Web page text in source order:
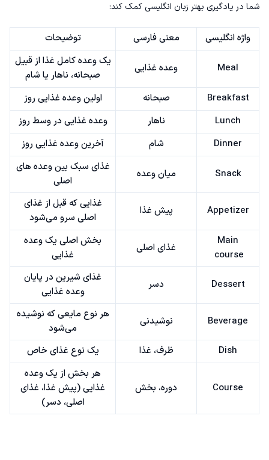
شما در یادگیری بهتر زبان انگلیسی کمک کند:
واژه انگلیسی معنی فارسی توضیحات
Meal وعده غذایی
یک وعده کامل غذا از قبیل
صبحانه، ناهار یا شام
Breakfast
صبحانه
اولین وعده غذایی روز
Lunch
ناهار
وعده غذایی در وسط روز
Dinner
شام آخرین وعده غذایی روز
Snack میان وعده
غذای سبک بین وعده های
اصلی
Appetizer پیش غذا
غذایی که قبل از غذای
اصلی سرو می‌شود
Main
course
غذای اصلی
بخش اصلی یک وعده
غذایی
Dessert دسر
غذای شیرین در پایان
وعده غذایی
Beverage نوشیدنی
هر نوع مایعی که نوشیده
می‌شود
Dish
ظرف، غذا یک نوع غذای خاص
Course دوره، بخش
هر بخش از یک وعده
غذایی (پیش غذا، غذای
اصلی، دسر)